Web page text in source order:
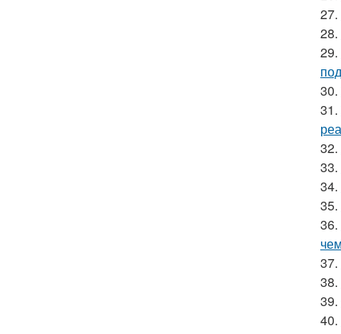
27.
28.
29.
30.
31.
32.
33.
34.
35.
36.
37.
38.
39.
40.